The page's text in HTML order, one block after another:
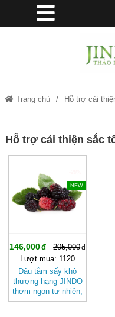
Trang chủ Hỗ trợ cải
Hỗ trợ cải thiện sắc
NEW
146,000
205,000
Lượt mua: 1120
Dâu tằm sấy khô
thượng hạng JINDO
thơm ngon tự nhiên,
tố cho sức khỏe &